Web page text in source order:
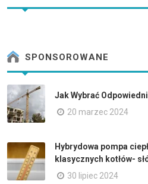
SPONSOROWANE
Jak Wybrać
20 marzec 2024
Hybrydowa pompa
klasycznych kotłów-
30 lipiec 2024